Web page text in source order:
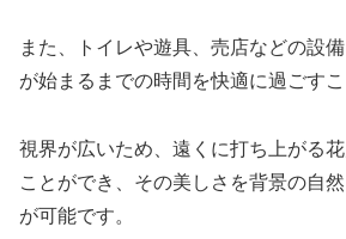
また、トイレや遊具、売店などの設
が始まるまでの時間を快適に過ごすこ
視界が広いため、遠くに打ち上がる
ことができ、その美しさを背景の自
が可能です。